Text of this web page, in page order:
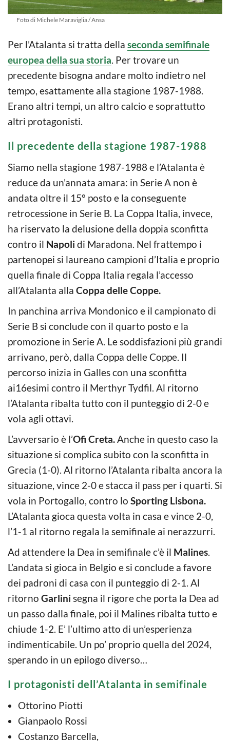
Foto di Michele Maraviglia / Ansa
Per l’Atalanta si tratta della seconda semifinale
europea della sua storia. Per trovare un
precedente bisogna andare molto indietro nel
tempo, esattamente alla stagione 1987-1988.
Erano altri tempi, un altro calcio e soprattutto
altri protagonisti.
Il precedente della stagione 1987-1988
Siamo nella stagione 1987-1988 e l’Atalanta è
reduce da un’annata amara: in Serie A non è
andata oltre il 15° posto e la conseguente
retrocessione in Serie B. La Coppa Italia, invece,
ha riservato la delusione della doppia sconfitta
contro il Napoli di Maradona. Nel frattempo i
partenopei si laureano campioni d’Italia e proprio
quella finale di Coppa Italia regala l’accesso
all’Atalanta alla Coppa delle Coppe.
In panchina arriva Mondonico e il campionato di
Serie B si conclude con il quarto posto e la
promozione in Serie A. Le soddisfazioni più grandi
arrivano, però, dalla Coppa delle Coppe. Il
percorso inizia in Galles con una sconfitta
ai16esimi contro il Merthyr Tydfil. Al ritorno
l’Atalanta ribalta tutto con il punteggio di 2-0 e
vola agli ottavi.
L’avversario è l’Ofi Creta.Anche in questo caso la
situazione si complica subito con la sconfitta in
Grecia (1-0). Al ritorno l’Atalanta ribalta ancora la
situazione, vince 2-0 e stacca il pass per i quarti. Si
vola in Portogallo, contro lo Sporting Lisbona.
L’Atalanta gioca questa volta in casa e vince 2-0,
l’1-1 al ritorno regala la semifinale ai nerazzurri.
Ad attendere la Dea in semifinale c’è il Malines.
L’andata si gioca in Belgio e si conclude a favore
dei padroni di casa con il punteggio di 2-1. Al
ritorno Garlini segna il rigore che porta la Dea ad
un passo dalla finale, poi il Malines ribalta tutto e
chiude 1-2. E’ l’ultimo atto di un’esperienza
indimenticabile. Un po’ proprio quella del 2024,
sperando in un epilogo diverso…
I protagonisti dell’Atalanta in semifinale
Ottorino Piotti
Gianpaolo Rossi
Costanzo Barcella,